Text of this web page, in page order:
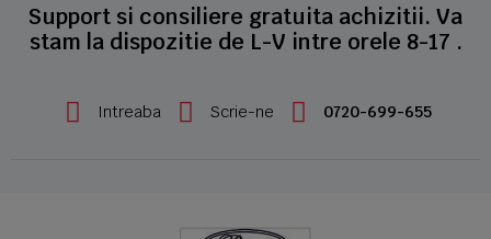
Support si consiliere gratuita achizitii. Va
stam la dispozitie de L-V intre orele 8-17 .
Intreaba Scrie-ne 0720-699-655